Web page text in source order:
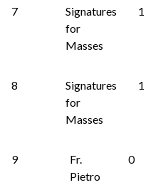
7
Signatures
for
Masses
1
8
Signatures
for
Masses
1
9
Fr.
Pietro
0